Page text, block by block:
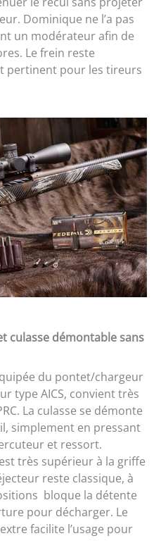
Dominique ne l’a pas
un modérateur afin de
Le frein reste
pertinent pour les tireurs
culasse démontable sans
du pontet/chargeur
type AICS, convient très
La culasse se démonte
simplement en pressant
et ressort.
très supérieur à la griffe
reste classique, à
bloque la détente
pour décharger. Le
facilite l’usage pour